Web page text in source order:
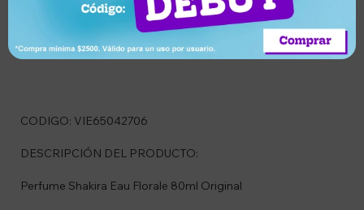
CODIGO: VIE65042706
DESCRIPCIÓN DEL PRODUCTO:
Perfume Shakira Eau Florale 80ml Original